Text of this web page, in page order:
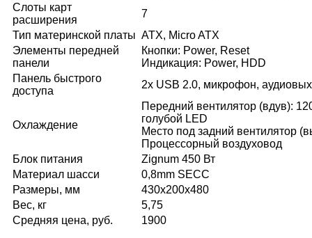
Слоты карт
расширения
7
Тип материнской платы ATX, Micro ATX
Элементы передней
панели
Кнопки: Power, Reset
Индикация: Power, HDD
Панель быстрого
доступа
2х USB 2.0, микрофон,
Охлаждение
Передний вентилятор (вдув):
голубой LED
Место под задний вентилятор
Процессорный воздуховод
Блок питания
Zignum 450 Вт
Материал шасси
0,8mm SECC
Размеры, мм
430x200x480
Вес, кг
5,75
Средняя цена, руб.
1900